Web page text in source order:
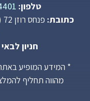
טלפון:
כתובת:
חניון
* המידע המופיע
מהווה תחליף